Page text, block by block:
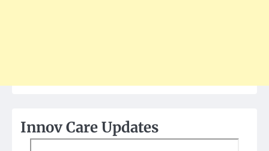
Innov Care Updates